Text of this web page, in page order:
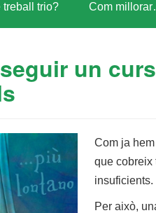
treball trio? Com
un
Com ja
que cobreix
insuficients.
Per això,